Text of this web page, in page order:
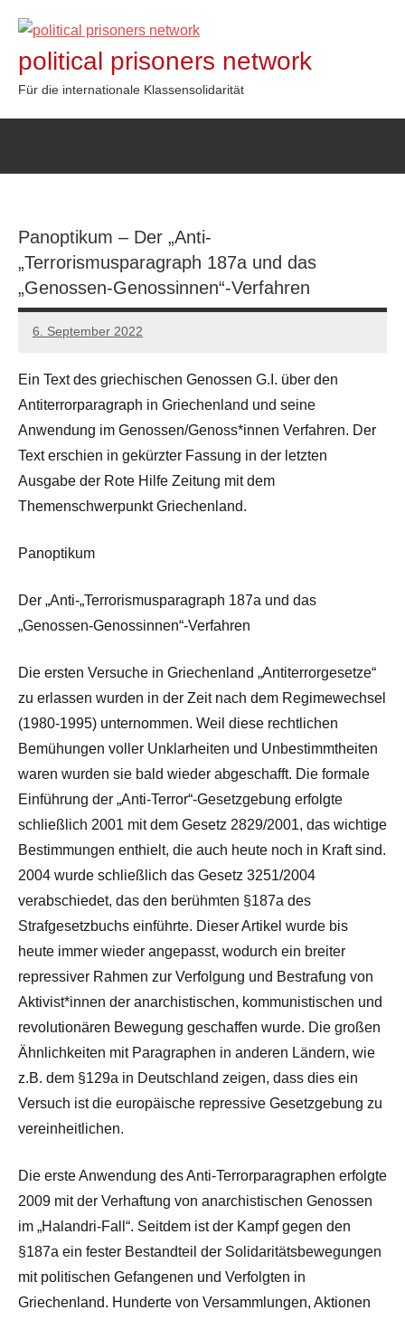
Inhalt
springen
political prisoners network
Für die internationale Klassensolidarität
Panoptikum – Der „Anti-
„Terrorismusparagraph 187a und das
„Genossen-Genossinnen“-Verfahren
6. September 2022
network
Ein Text des griechischen Genossen G.I. über den
Antiterrorparagraph in Griechenland und seine
Anwendung im Genossen/Genoss*innen Verfahren. Der
Text erschien in gekürzter Fassung in der letzten
Ausgabe der Rote Hilfe Zeitung mit dem
Themenschwerpunkt Griechenland.
Panoptikum
Der „Anti-„Terrorismusparagraph 187a und das
„Genossen-Genossinnen“-Verfahren
Die ersten Versuche in Griechenland „Antiterrorgesetze“
zu erlassen wurden in der Zeit nach dem Regimewechsel
(1980-1995) unternommen. Weil diese rechtlichen
Bemühungen voller Unklarheiten und Unbestimmtheiten
waren wurden sie bald wieder abgeschafft. Die formale
Einführung der „Anti-Terror“-Gesetzgebung erfolgte
schließlich 2001 mit dem Gesetz 2829/2001, das wichtige
Bestimmungen enthielt, die auch heute noch in Kraft sind.
2004 wurde schließlich das Gesetz 3251/2004
verabschiedet, das den berühmten §187a des
Strafgesetzbuchs einführte. Dieser Artikel wurde bis
heute immer wieder angepasst, wodurch ein breiter
repressiver Rahmen zur Verfolgung und Bestrafung von
Aktivist*innen der anarchistischen, kommunistischen und
revolutionären Bewegung geschaffen wurde. Die großen
Ähnlichkeiten mit Paragraphen in anderen Ländern, wie
z.B. dem §129a in Deutschland zeigen, dass dies ein
Versuch ist die europäische repressive Gesetzgebung zu
vereinheitlichen.
Die erste Anwendung des Anti-Terrorparagraphen erfolgte
2009 mit der Verhaftung von anarchistischen Genossen
im „Halandri-Fall“. Seitdem ist der Kampf gegen den
§187a ein fester Bestandteil der Solidaritätsbewegungen
mit politischen Gefangenen und Verfolgten in
Griechenland. Hunderte von Versammlungen, Aktionen